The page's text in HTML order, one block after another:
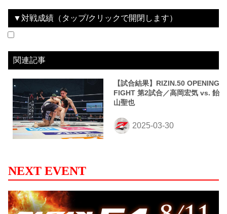
▼対戦成績（タップ/クリックで開閉します）
関連記事
【試合結果】RIZIN.50 OPENING
FIGHT 第2試合／高岡宏気 vs. 飴
山聖也
NEXT EVENT